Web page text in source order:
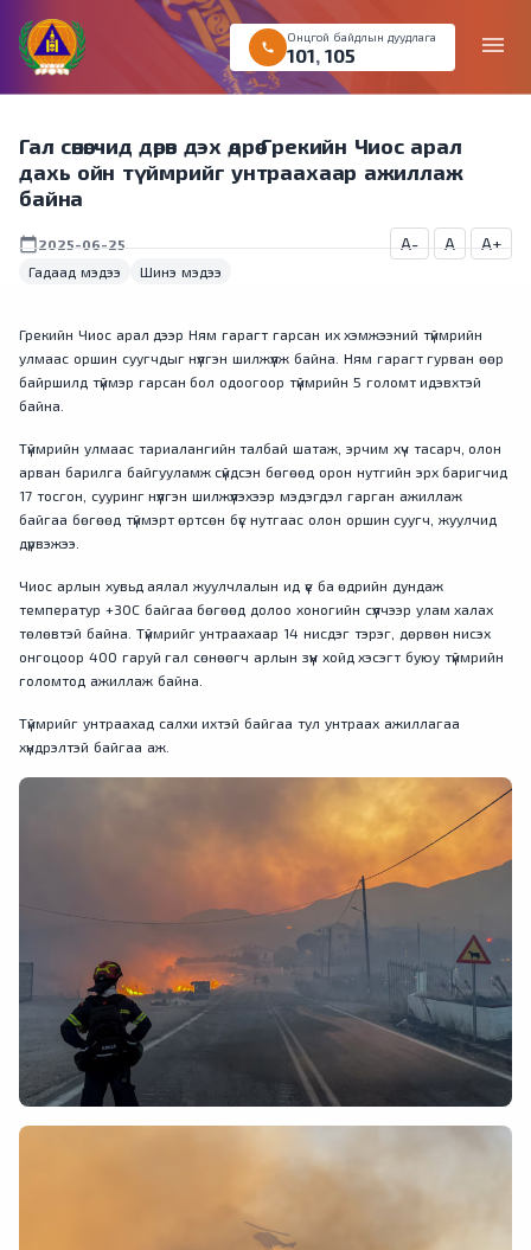
menu
call
Онцгой байдлын дуудлага
101 ,105
Гал сөнөөгчид дөрөв дэх өдрөө Грекийн Чиос арал
дахь ойн түймрийг унтраахаар ажиллаж
байна
calendar_today2025-06-25
Гадаад мэдээ
Шинэ мэдээ
A- A A+
Грекийн Чиос арал дээр Ням гарагт гарсан их хэмжээний түймрийн
улмаас оршин суугчдыг нүүлгэн шилжүүлж байна. Ням гарагт гурван өөр
байршилд түймэр гарсан бол одоогоор түймрийн 5 голомт идэвхтэй
байна.
Түймрийн улмаас тариалангийн талбай шатаж, эрчим хүч тасарч, олон
арван барилга байгууламж сүйдсэн бөгөөд орон нутгийн эрх баригчид
17 тосгон, сууринг нүүлгэн шилжүүлэхээр мэдэгдэл гарган ажиллаж
байгаа бөгөөд түймэрт өртсөн бүс нутгаас олон оршин суугч, жуулчид
дүрвэжээ.
Чиос арлын хувьд аялал жуулчлалын ид үе ба өдрийн дундаж
температур +30С байгаа бөгөөд долоо хоногийн сүүлчээр улам халах
төлөвтэй байна. Түймрийг унтраахаар 14 нисдэг тэрэг, дөрвөн нисэх
онгоцоор 400 гаруй гал сөнөөгч арлын зүүн хойд хэсэгт буюу түймрийн
голомтод ажиллаж байна.
Түймрийг унтраахад салхи ихтэй байгаа тул унтраах ажиллагаа
хүндрэлтэй байгаа аж.